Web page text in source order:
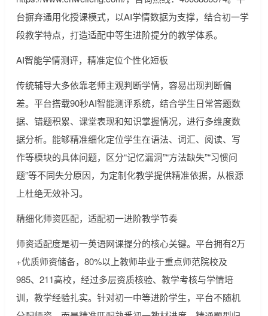
台摒弃通用化授课模式，以AI学情数据为支撑，结合初一学
段教学特点，打造适配中等生进阶提分的教学体系。
AI智能学情测评，精准定位个性化短板
传统辅导大多依靠老师主观判断学情，容易出现判断偏
差。平台搭载90秒AI智能测评系统，结合学生日常答题数
据、错题积累、课堂表现和知识掌握情况，进行多维度数
据分析。能够精准细化定位学生在语法、词汇、阅读、写
作等模块的具体问题，区分“记忆漏洞”“方法缺失”“习惯问
题”等不同失分原因，为定制化教学提供精准依据，从根源
上杜绝无效补习。
精细化师资匹配，适配初一进阶教学节奏
师资适配度是初一英语网课提分的核心关键。平台拥有2万
+优质师资储备，80%以上教师毕业于重点师范院校及
985、211高校，经过多层资质核验、教学考核与学情培
训，教学经验扎实。针对初一中等进阶学生，平台不随机